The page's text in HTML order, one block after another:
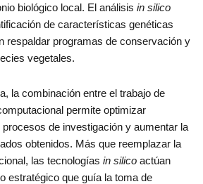
biológico local. El análisis in silico
de características genéticas
respaldar programas de conservación y
vegetales.
la combinación entre el trabajo de
permite optimizar
de investigación y aumentar la
obtenidos. Más que reemplazar la
las tecnologías in silicoactúan
estratégico que guía la toma de